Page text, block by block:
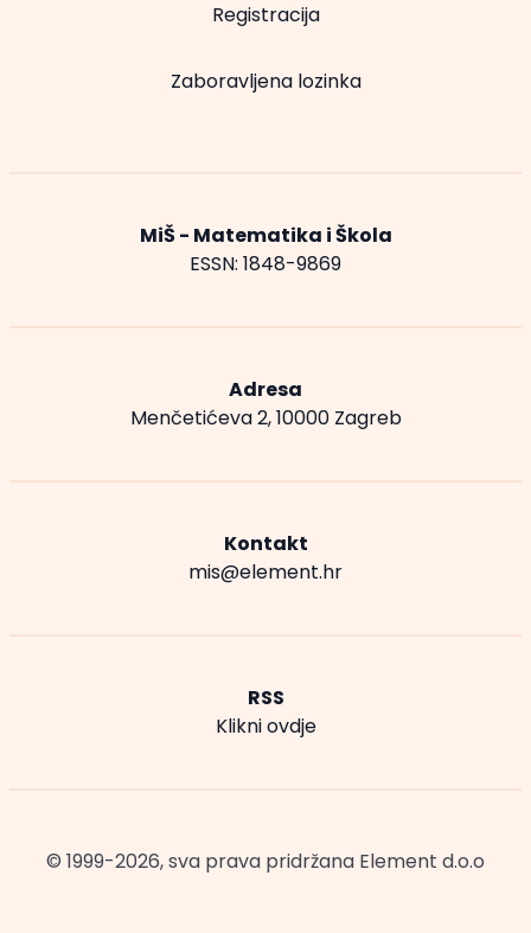
Registracija
Zaboravljena lozinka
MiŠ - Matematika i Škola
ESSN: 1848-9869
Adresa
Menčetićeva 2, 10000 Zagreb
Kontakt
mis@element.hr
RSS
Klikni ovdje
© 1999-2026, sva prava pridržana Element d.o.o